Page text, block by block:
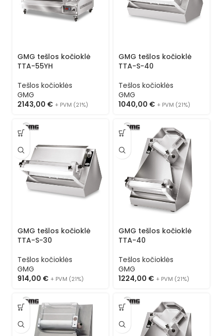
GMG tešlos kočioklė
TTA-55YH
Tešlos kočioklės
GMG
2143,00 € + PVM (21%)
GMG tešlos kočioklė
TTA-S-40
Tešlos kočioklės
GMG
1040,00 € + PVM (21%)
GMG tešlos kočioklė
TTA-S-30
Tešlos kočioklės
GMG
914,00 € + PVM (21%)
GMG tešlos kočioklė
TTA-40
Tešlos kočioklės
GMG
1224,00 € + PVM (21%)